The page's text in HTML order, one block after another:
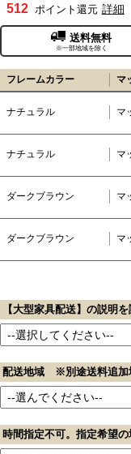
512 ポイント還元 詳細
送料無料
※一部地域を除く
フレームカラー マ
ナチュラル マ
ナチュラル マ
ダークブラウン マ
ダークブラウン マ
【大型家具配送】の説明
配送地域 ※別途送料追加
時間指定不可。指定希望の